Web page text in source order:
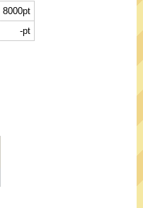
8000pt
-pt